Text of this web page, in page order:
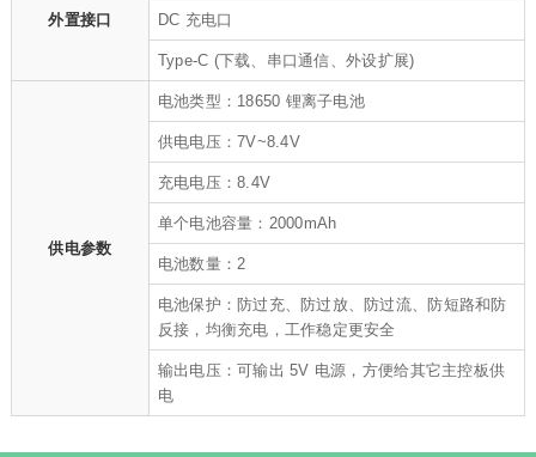
外置接口 DC 充电口
Type-C (下载、串口通信、外设扩展)
供电参数
电池类型：18650 锂离子电池
供电电压：7V~8.4V
充电电压：8.4V
单个电池容量：2000mAh
电池数量：2
电池保护：防过充、防过放、防过流、防短路和防
反接，均衡充电，工作稳定更安全
输出电压：可输出 5V 电源，方便给其它主控板供
电